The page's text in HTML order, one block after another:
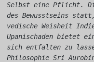
Selbst eine Pflicht.
des Bewusstseins
vedische Weisheit
Upanischaden bietet
sich entfalten zu
Philosophie Sri